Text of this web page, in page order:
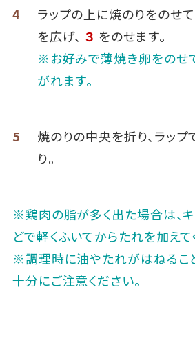
4
ラップの上に焼のりをのせ
を広げ、 ３ をのせます。
※お好みで薄焼き卵をのせ
がれます。
5
焼のりの中央を折り、ラッ
り。
※鶏肉の脂が多く出た場合は、
どで軽くふいてからたれを加えて
※調理時に油やたれがはねるこ
十分にご注意ください。